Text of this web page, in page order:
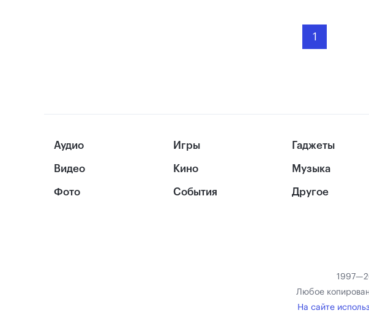
1
Аудио
Видео
Фото
Игры
Кино
События
Гаджеты
Музыка
Другое
Любое
На сайте